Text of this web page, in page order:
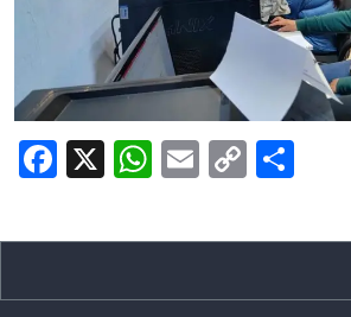
Facebook
X WhatsApp
Email
Copy
Link